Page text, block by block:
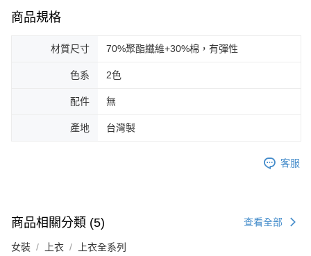
商品規格
材質尺寸 70%聚酯纖維+30%棉，有彈性
色系 2色
配件 無
產地 台灣製
客服
商品相關分類 (5) 查看全部
女裝 上衣 上衣全系列